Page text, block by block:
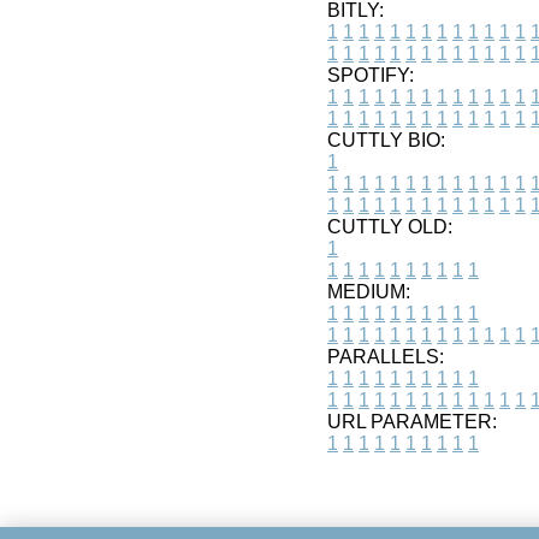
BITLY:
1 1 1 1 1 1 1 1 1 1 1 1 1 1
1 1 1 1 1 1 1 1 1 1 1 1 1 1
SPOTIFY:
1 1 1 1 1 1 1 1 1 1 1 1 1 1
1 1 1 1 1 1 1 1 1 1 1 1 1 1
CUTTLY BIO:
1
1 1 1 1 1 1 1 1 1 1 1 1 1 1
1 1 1 1 1 1 1 1 1 1 1 1 1 1
CUTTLY OLD:
1
1 1 1 1 1 1 1 1 1 1
MEDIUM:
1 1 1 1 1 1 1 1 1 1
1 1 1 1 1 1 1 1 1 1 1 1 1 1
PARALLELS:
1 1 1 1 1 1 1 1 1 1
1 1 1 1 1 1 1 1 1 1 1 1 1 1
URL PARAMETER:
1 1 1 1 1 1 1 1 1 1